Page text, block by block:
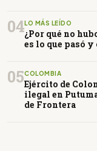
04LO MÁS LEÍDO
¿Por qué no
es lo que pasó
05COLOMBIA
Ejército de
ilegal en
de Frontera